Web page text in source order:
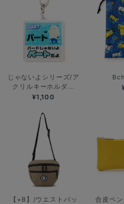
じゃないよシリーズ/ア
クリルキーホルダ...
¥1,100
【+B】/ウエストバッ
合皮ペ